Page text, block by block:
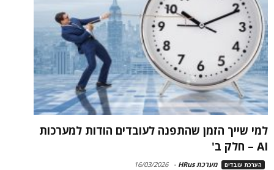
למי שייך הזמן שהתפנה לעובדים הודות למערכות
AI – חלק ב'
הערכת עובדים מערכת HRus -
16/03/2026